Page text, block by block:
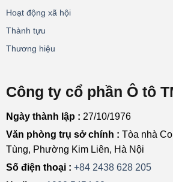
Hoạt động xã hội
Thành tựu
Thương hiệu
Công ty cổ phần Ô tô
Ngày thành lập : 27/10/1976
Văn phòng trụ sở chính : Tòa nhà
Tùng, Phường Kim Liên, Hà Nội
Số điện thoại : +84 2438 628 205